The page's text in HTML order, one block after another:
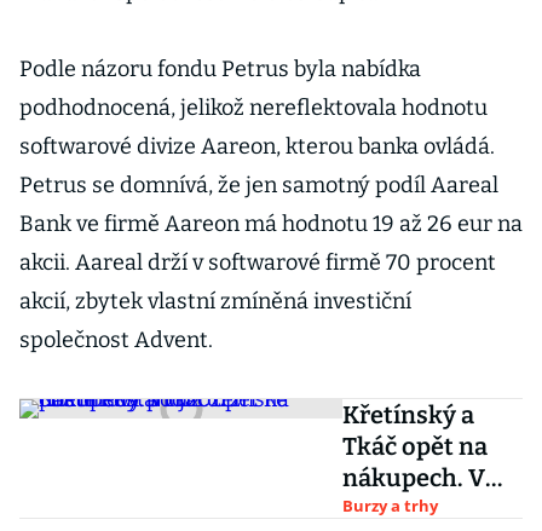
Podle názoru fondu Petrus byla nabídka
podhodnocená, jelikož nereflektovala hodnotu
softwarové divize Aareon, kterou banka ovládá.
Petrus se domnívá, že jen samotný podíl Aareal
Bank ve firmě Aareon má hodnotu 19 až 26 eur na
akcii. Aareal drží v softwarové firmě 70 procent
akcií, zbytek vlastní zmíněná investiční
společnost Advent.
Křetínský a
Tkáč opět na
nákupech. V
nizozemské
Burzy a trhy